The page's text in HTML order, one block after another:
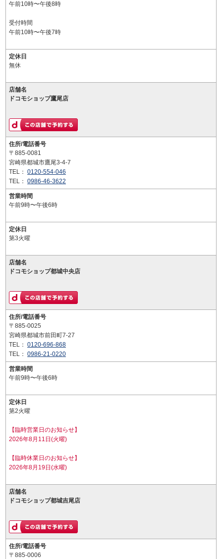
午前10時〜午後8時
受付時間
午前10時〜午後7時
定休日
無休
店舗名
ドコモショップ鷹尾店
住所/電話番号
〒885-0081
宮崎県都城市鷹尾3-4-7
TEL： 0120-554-046
TEL： 0986-46-3622
営業時間
午前9時〜午後6時
定休日
第3火曜
店舗名
ドコモショップ都城中央店
住所/電話番号
〒885-0025
宮崎県都城市前田町7-27
TEL： 0120-696-868
TEL： 0986-21-0220
営業時間
午前9時〜午後6時
定休日
第2火曜
【臨時営業日のお知らせ】
2026年8月11日(火曜)
【臨時休業日のお知らせ】
2026年8月19日(水曜)
店舗名
ドコモショップ都城吉尾店
住所/電話番号
〒885-0006